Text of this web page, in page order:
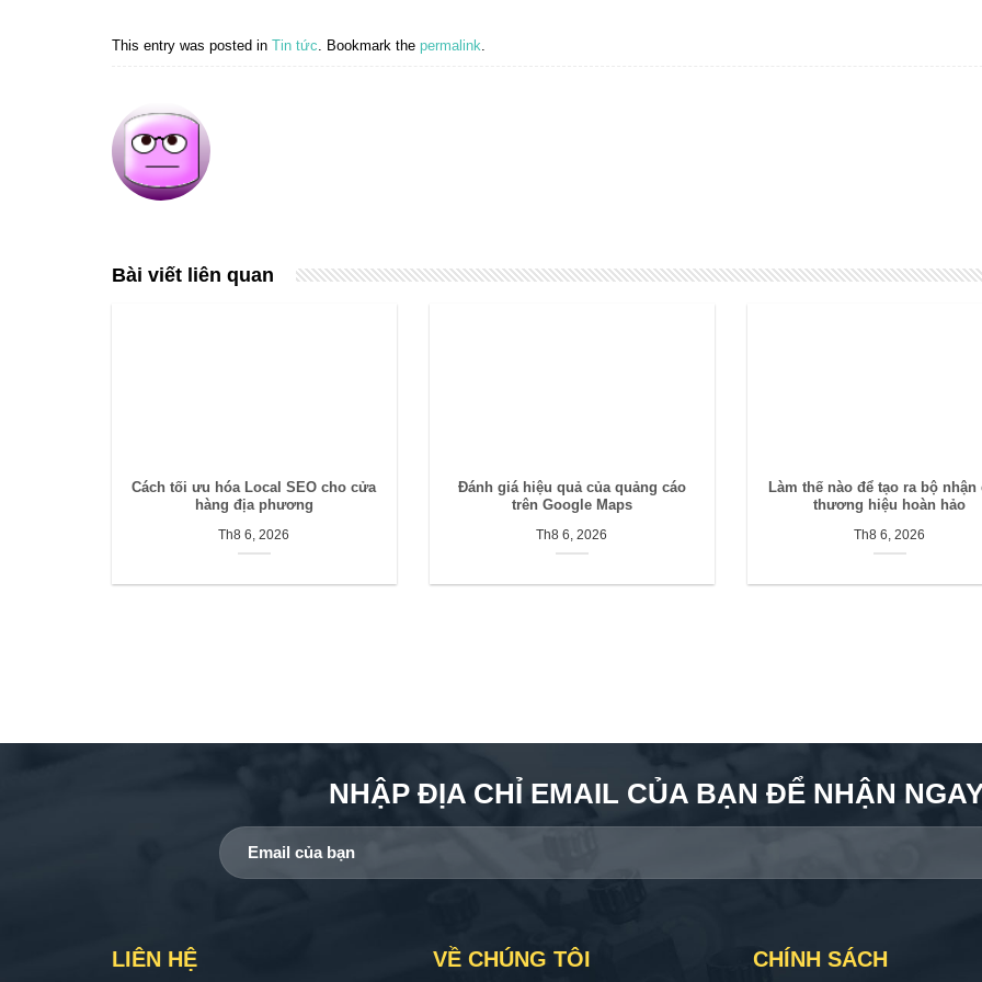
This entry was posted in Tin tức . Bookmark the permalink
Bài viết liên quan
Cách tối ưu hóa Local SEO cho cửa
hàng địa phương
Th8 6, 2026
Đánh giá hiệu quả của quảng cáo
trên Google Maps
Th8 6, 2026
Làm thế nào để tạo ra bộ nhận
thương hiệu hoàn hảo
Th8 6, 2026
NHẬP ĐỊA CHỈ EMAIL CỦA BẠN ĐỂ NHẬN
LIÊN HỆ VỀ CHÚNG TÔI CHÍNH SÁCH